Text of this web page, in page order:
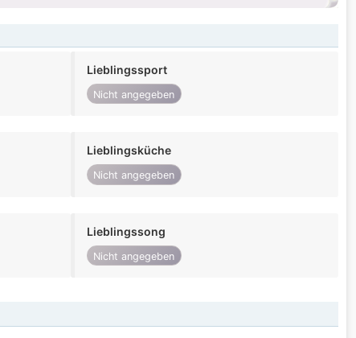
Lieblingssport
Nicht angegeben
Lieblingsküche
Nicht angegeben
Lieblingssong
Nicht angegeben